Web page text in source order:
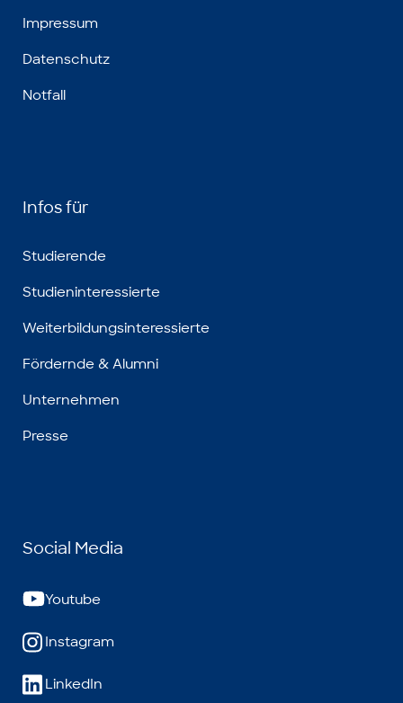
Impressum
Datenschutz
Notfall
Infos für
Studierende
Studieninteressierte
Weiterbildungsinteressierte
Fördernde & Alumni
Unternehmen
Presse
Social Media
Youtube
Instagram
LinkedIn